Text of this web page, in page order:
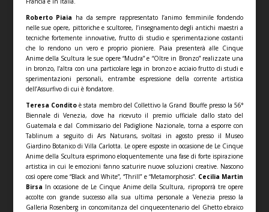
Roberto Piaia ha da sempre rappresentato l’animo femminile fondendo
nelle sue opere, pittoriche e scultoree, l’insegnamento degli antichi maestri a
tecniche fortemente innovative, frutto di studio e sperimentazione costanti
che lo rendono un vero e proprio pioniere. Piaia presenterà alle Cinque
Anime della Scultura le sue opere “Mudra” e “Oltre in Bronzo” realizzate una
in bronzo, l’altra con una particolare lega in bronzo e acciaio frutto di studi e
sperimentazioni personali, entrambe espressione della corrente artistica
dell’Assurfivo di cui è fondatore.
Teresa Conditoè stata membro del Collettivo la Grand Bouffe presso la 56°
Biennale di Venezia, dove ha ricevuto il premio ufficiale dallo stato del
Guatemala e dal Commissario del Padiglione Nazionale, torna a esporre con
Tablinum a seguito di Ars Naturans, svoltasi in agosto presso il Museo
Giardino Botanico di Villa Carlotta. Le opere esposte in occasione de Le Cinque
Anime della Scultura esprimono eloquentemente una fase di forte ispirazione
artistica in cui le emozioni fanno scaturire nuove soluzioni creative. Nascono
così opere come “Black and White”, “Thrill” e “Metamorphosis”. Cecilia Martin
Birsa In occasione de Le Cinque Anime della Scultura, riproporrà tre opere
accolte con grande successo alla sua ultima personale a Venezia presso la
Galleria Rosenberg in concomitanza del cinquecentenario del Ghetto ebraico